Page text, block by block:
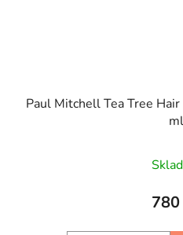
Paul Mitchell Tea Tree
ml
780